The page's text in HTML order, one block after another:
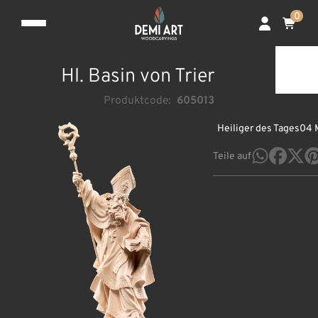
0
Hl. Basin von Trier
Produktcode: 605013
Heiliger des Tages04
Teile auf